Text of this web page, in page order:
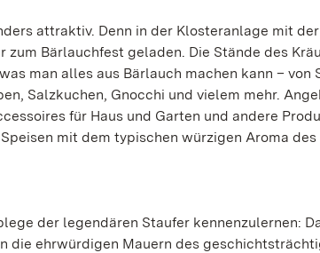
attraktiv. Denn in der Klosteranlage mit der
Bärlauchfest geladen. Die Stände des
man alles aus Bärlauch machen kann – von
Salzkuchen, Gnocchi und vielem mehr.
für Haus und Garten und andere
mit dem typischen würzigen Aroma des
der legendären Staufer kennenzulernen:
die ehrwürdigen Mauern des